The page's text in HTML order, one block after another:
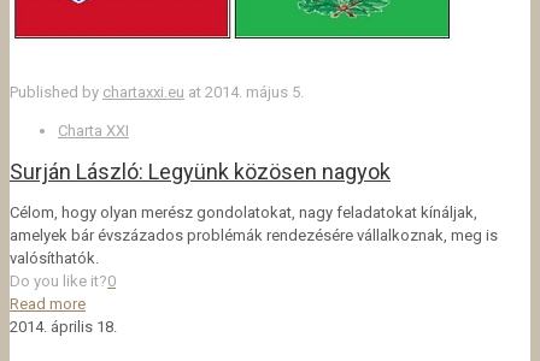
Published by chartaxxi.eu at 2014. május 5.
Charta XXI
Surján László: Legyünk közösen nagyok
Célom, hogy olyan merész gondolatokat, nagy feladatokat kínáljak,
amelyek bár évszázados problémák rendezésére vállalkoznak, meg is
valósíthatók.
Do you like it?0
Read more
2014. április 18.